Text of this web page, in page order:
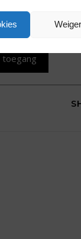
en het
toegang